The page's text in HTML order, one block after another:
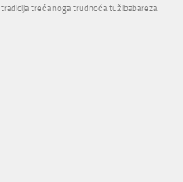
tradicija treća noga trudnoća tužibabareza